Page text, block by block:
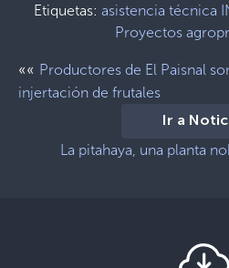
Etiquetas: asistencia técnica
Proyectos
«« Productores de El Paisnal
injertación de frutales
Ir a
La pitahaya, una planta